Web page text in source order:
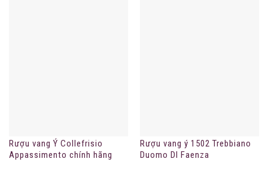
Rượu vang Ý Collefrisio
Appassimento chính hãng
Rượu vang ý 1502 Trebbiano
Duomo DI Faenza